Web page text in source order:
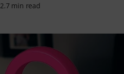
2.7 min read